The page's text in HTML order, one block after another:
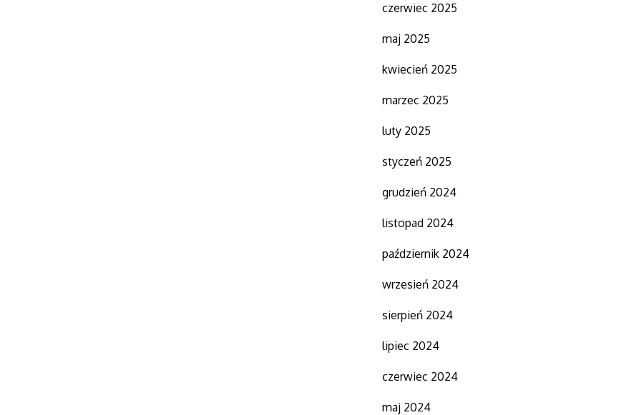
czerwiec 2025
maj 2025
kwiecień 2025
marzec 2025
luty 2025
styczeń 2025
grudzień 2024
listopad 2024
październik 2024
wrzesień 2024
sierpień 2024
lipiec 2024
czerwiec 2024
maj 2024